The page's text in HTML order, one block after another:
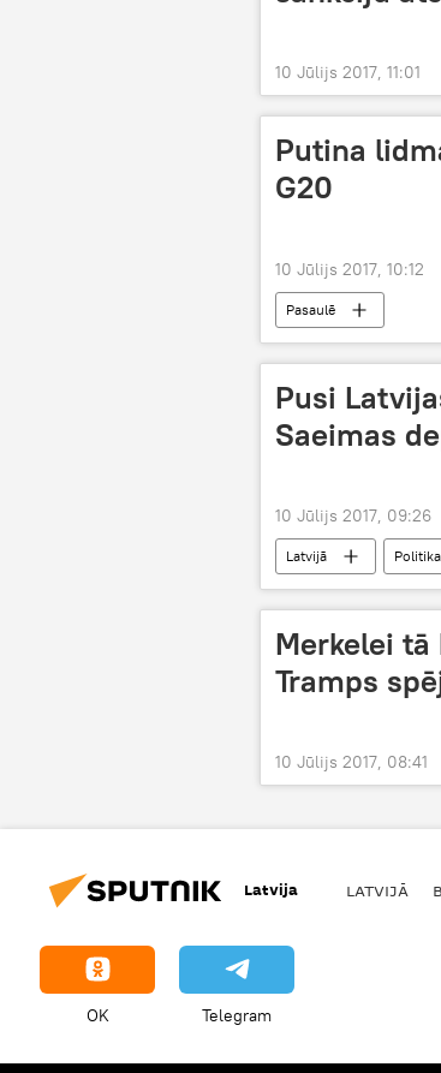
10 Jūlijs 2017, 11:01
Putina
G20
10 Jūlijs 2017, 10:12
Pasaulē
Pusi
Saeimas
10 Jūlijs 2017, 09:26
Latvijā Politika
Merkelei
Tramps
10 Jūlijs 2017, 08:41
Latvija LATVIJĀ
OK Telegram